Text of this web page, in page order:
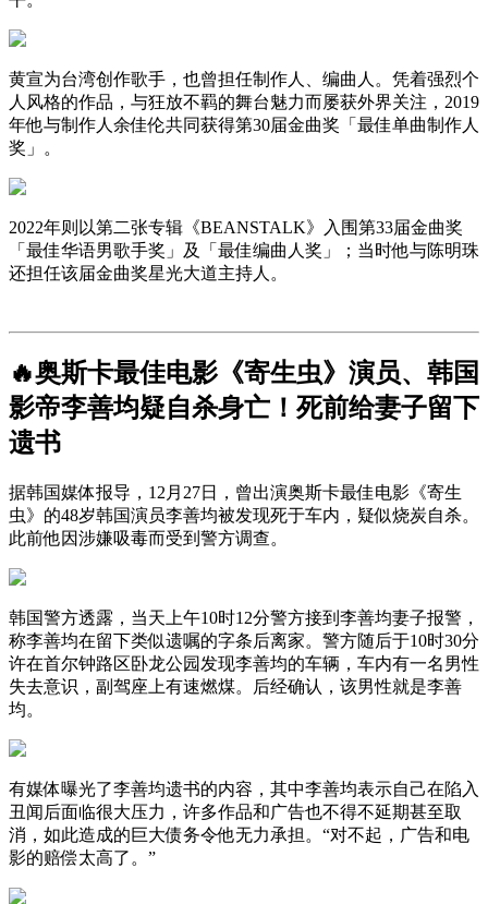
黄宣为台湾创作歌手，也曾担任制作人、编曲人。凭着强烈个
人风格的作品，与狂放不羁的舞台魅力而屡获外界关注，2019
年他与制作人余佳伦共同获得第30届金曲奖「最佳单曲制作人
奖」。
2022年则以第二张专辑《BEANSTALK》入围第33届金曲奖
「最佳华语男歌手奖」及「最佳编曲人奖」；当时他与陈明珠
还担任该届金曲奖星光大道主持人。
🔥奥斯卡最佳电影《寄生虫》演员、韩国
影帝李善均疑自杀身亡！死前给妻子留下
遗书
据韩国媒体报导，12月27日，曾出演奥斯卡最佳电影《寄生
虫》的48岁韩国演员李善均被发现死于车内，疑似烧炭自杀。
此前他因涉嫌吸毒而受到警方调查。
韩国警方透露，当天上午10时12分警方接到李善均妻子报警，
称李善均在留下类似遗嘱的字条后离家。警方随后于10时30分
许在首尔钟路区卧龙公园发现李善均的车辆，车内有一名男性
失去意识，副驾座上有速燃煤。后经确认，该男性就是李善
均。
有媒体曝光了李善均遗书的内容，其中李善均表示自己在陷入
丑闻后面临很大压力，许多作品和广告也不得不延期甚至取
消，如此造成的巨大债务令他无力承担。“对不起，广告和电
影的赔偿太高了。”